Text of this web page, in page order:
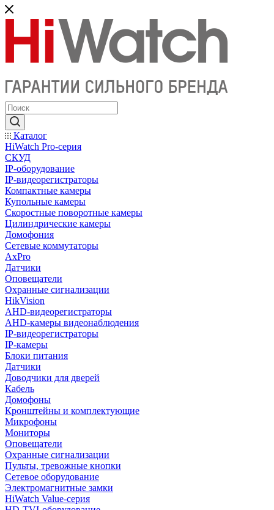
Каталог
HiWatch Pro-серия
CКУД
IP-оборудование
IP-видеорегистраторы
Компактные камеры
Купольные камеры
Скоростные поворотные камеры
Цилиндрические камеры
Домофония
Сетевые коммутаторы
AxPro
Датчики
Оповещатели
Охранные сигнализации
HikVision
AHD-видеорегистраторы
AHD-камеры видеонаблюдения
IP-видеорегистраторы
IP-камеры
Блоки питания
Датчики
Доводчики для дверей
Кабель
Домофоны
Кронштейны и комплектующие
Микрофоны
Мониторы
Оповещатели
Охранные сигнализации
Пульты, тревожные кнопки
Сетевое оборудование
Электромагнитные замки
HiWatch Value-серия